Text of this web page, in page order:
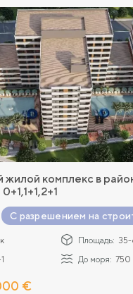
комплекс в
С разрешением на
Площадь:
До моря: 750
€